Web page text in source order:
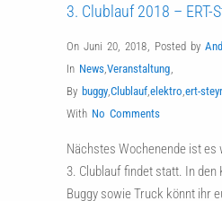
3. Clublauf 2018 – ERT-
On Juni 20, 2018 Posted by
In News Veranstaltung
By buggy Clublauf elektro ert-
With No Comments
Nächstes Wochenende ist
3. Clublauf findet statt. In den
Buggy sowie Truck könnt ihr